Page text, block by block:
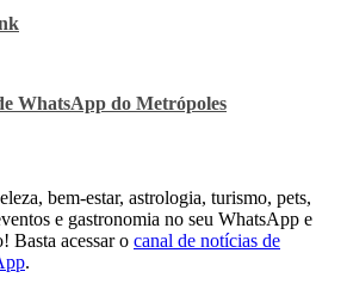
WhatsApp do Metrópoles
bem-estar, astrologia, turismo, pets,
e gastronomia no seu WhatsApp e
Basta acessar o canal de notícias de
.